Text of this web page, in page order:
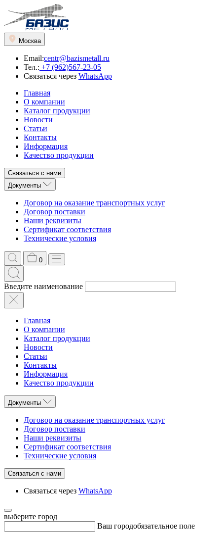
Москва
Email:centr@bazismetall.ru
Тел.: +7 (962)567-23-05
Связаться через WhatsApp
Главная
О компании
Каталог продукции
Новости
Статьи
Контакты
Информация
Качество продукции
Связаться с нами
Документы
Договор на оказание транспортных услуг
Договор поставки
Наши реквизиты
Сертификат соответствия
Технические условия
0
Введите наименование
Главная
О компании
Каталог продукции
Новости
Статьи
Контакты
Информация
Качество продукции
Документы
Договор на оказание транспортных услуг
Договор поставки
Наши реквизиты
Сертификат соответствия
Технические условия
Связаться с нами
Связаться через WhatsApp
выберите город
Ваш городобязательное поле